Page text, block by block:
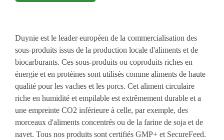
Duynie est le leader européen de la commercialisation des
sous-produits issus de la production locale d'aliments et de
biocarburants. Ces sous-produits ou coproduits riches en
énergie et en protéines sont utilisés comme aliments de haute
qualité pour les vaches et les porcs. Cet aliment circulaire
riche en humidité et empilable est extrêmement durable et a
une empreinte CO2 inférieure à celle, par exemple, des
morceaux d'aliments concentrés ou de la farine de soja et de
navet. Tous nos produits sont certifiés GMP+ et SecureFeed.